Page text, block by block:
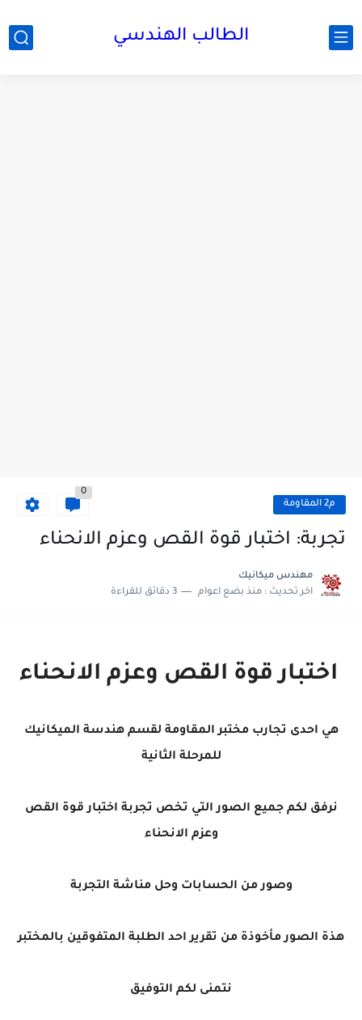
الطالب الهندسي
م2 المقاومة
0
تجربة: اختبار قوة القص وعزم الانحناء
مهندس ميكانيك
اخر تحديث : منذ بضع اعوام 3 دقائق للقراءة
اختبار قوة القص وعزم الانحناء
هي احدى تجارب مختبر المقاومة لقسم هندسة الميكانيك
للمرحلة الثانية
نرفق لكم جميع الصور التي تخص تجربة اختبار قوة القص
وعزم الانحناء
وصور من الحسابات وحل مناشة التجربة
هذة الصور مأخوذة من تقرير احد الطلبة المتفوقين بالمختبر
نتمنى لكم التوفيق